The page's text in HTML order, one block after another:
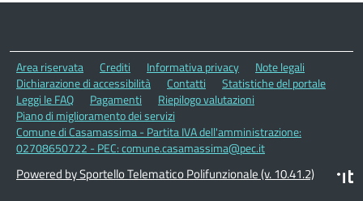
Area riservata Crediti Informativa privacy
Note legali
Dichiarazione di accessibilità
Contatti
Statistiche del portale
Leggi le FAQ
Pagamenti
Riepilogo valutazioni
Piano di miglioramento dei servizi
Comune di Casamassima - Partita IVA dell'amministrazione:
02708650722 - PEC: comune.casamassima@pec.it
Powered by Sportello Telematico Polifunzionale (v. 10.41.2)